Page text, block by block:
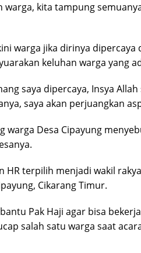
warga, kita tampung
warga jika dirinya
keluhan warga yang
saya dipercaya, Insya
saya akan perjuangkan
warga Desa Cipayung
HR terpilih menjadi wakil
Cikarang Timur.
Pak Haji agar bisa
salah satu warga saat